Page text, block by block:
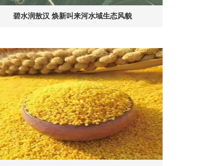
碧水润敖汉 焕新叫来河水域生态风貌